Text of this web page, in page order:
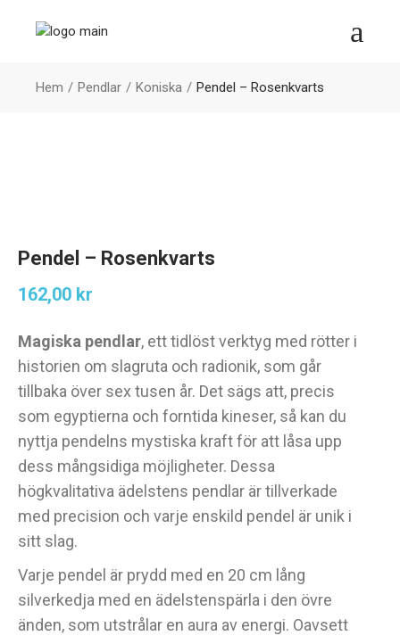
Hem Pendlar Koniska Pendel – Rosenkvarts
Pendel – Rosenkvarts
162,00 kr
Magiska pendlar, ett tidlöst verktyg med rötter i
historien om slagruta och radionik, som går
tillbaka över sex tusen år. Det sägs att, precis
som egyptierna och forntida kineser, så kan du
nyttja pendelns mystiska kraft för att låsa upp
dess mångsidiga möjligheter. Dessa
högkvalitativa ädelstens pendlar är tillverkade
med precision och varje enskild pendel är unik i
sitt slag.
Varje pendel är prydd med en 20 cm lång
silverkedja med en ädelstenspärla i den övre
änden, som utstrålar en aura av energi. Oavsett